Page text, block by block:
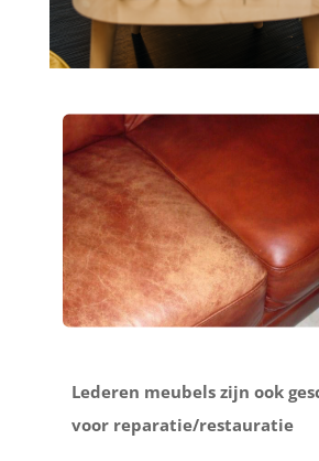
Lederen meubels zijn ook
voor reparatie/restauratie